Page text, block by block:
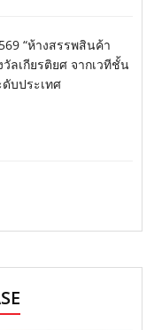
“ห้างสรรพสินค้า
ลเกียรติยศ จากเวทีชั้น
บประเทศ